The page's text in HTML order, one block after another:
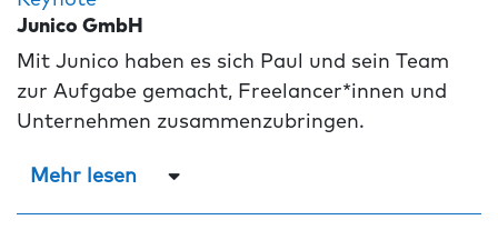
Junico GmbH
Mit Junico haben es sich Paul und sein Team
zur Aufgabe gemacht, Freelancer*innen und
Unternehmen zusammenzubringen.
Mehr lesen